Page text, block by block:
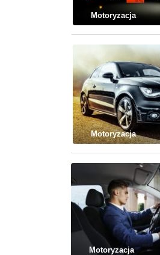
Motoryzacja
Motoryzacja
Motoryzacja